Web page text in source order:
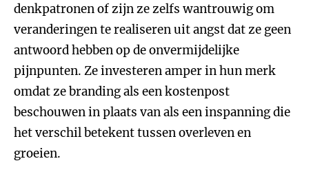
denkpatronen of zijn ze zelfs wantrouwig om
veranderingen te realiseren uit angst dat ze geen
antwoord hebben op de onvermijdelijke
pijnpunten. Ze investeren amper in hun merk
omdat ze branding als een kostenpost
beschouwen in plaats van als een inspanning die
het verschil betekent tussen overleven en
groeien.